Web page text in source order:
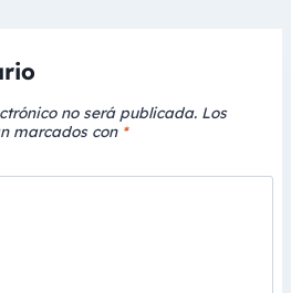
no será publicada. Los
marcados con *